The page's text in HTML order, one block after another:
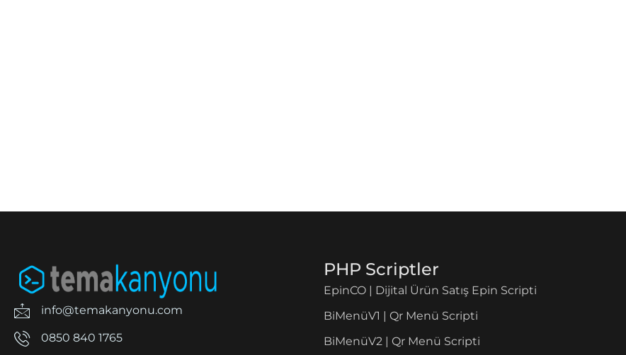
info@temakanyonu.com
0850 840 1765
PHP Scriptler
EpinCO | Dijital Ürün Satış Epin Scripti
BiMenüV1 | Qr Menü Scripti
BiMenüV2 | Qr Menü Scripti